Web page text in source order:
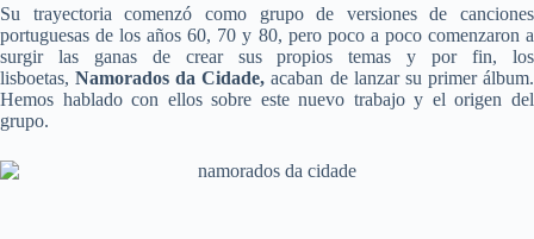
Su trayectoria comenzó como grupo de versiones de canciones
portuguesas de los años 60, 70 y 80, pero poco a poco comenzaron a
surgir las ganas de crear sus propios temas y por fin, los
lisboetas,Namorados da Cidade, acaban de lanzar su primer álbum.
Hemos hablado con ellos sobre este nuevo trabajo y el origen del
grupo.